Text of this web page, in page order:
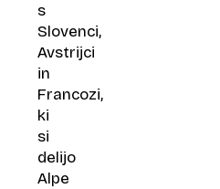
s
Slovenci,
Avstrijci
in
Francozi,
ki
si
delijo
Alpe